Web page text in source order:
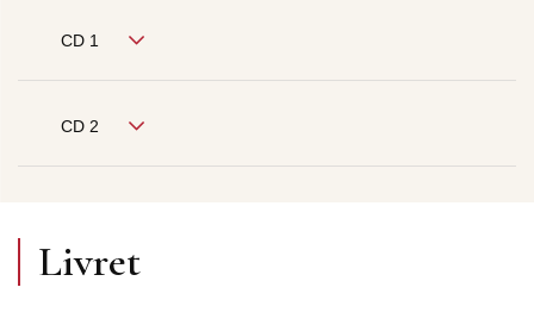
CD 1
CD 2
Livret